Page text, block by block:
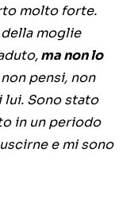
molto forte.
moglie
ma non lo
pensi, non
lui. Sono stato
in un periodo
e mi sono